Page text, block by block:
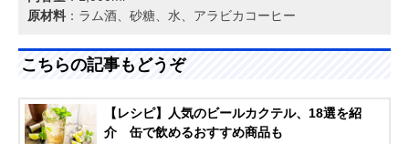
原材料 ：ラム酒、砂糖、水、アラビカコーヒー
こちらの記事もどうぞ
【レシピ】人気のビールカクテル、18選を紹
介 缶で飲めるおすすめ商品も